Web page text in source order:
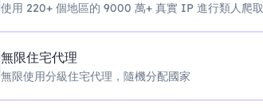
使用 220+ 個地區的 9000 萬+ 真實 IP 進行類人爬取
無限住宅代理
無限使用分級住宅代理，隨機分配國家